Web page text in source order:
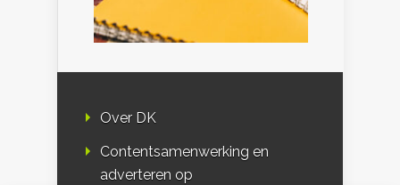
Over DK
Contentsamenwerking en
adverteren op